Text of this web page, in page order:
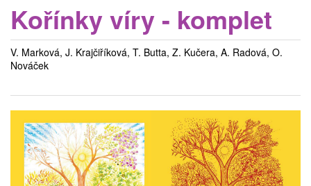
Kořínky víry - komplet
V. Marková, J. Krajčiříková, T. Butta, Z. Kučera, A. Radová, O.
Nováček